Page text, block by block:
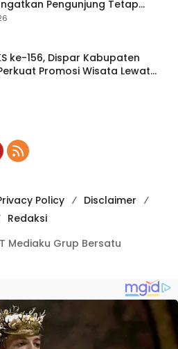
Pengunjung Tetap
ke-156, Dispar Kabupaten
Promosi Wisata Lewat
Policy
Disclaimer
Redaksi
Mediaku Grup Bersatu